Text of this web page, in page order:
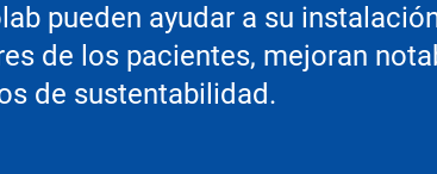
pueden ayudar a su
de los pacientes, mejoran
de sustentabilidad.